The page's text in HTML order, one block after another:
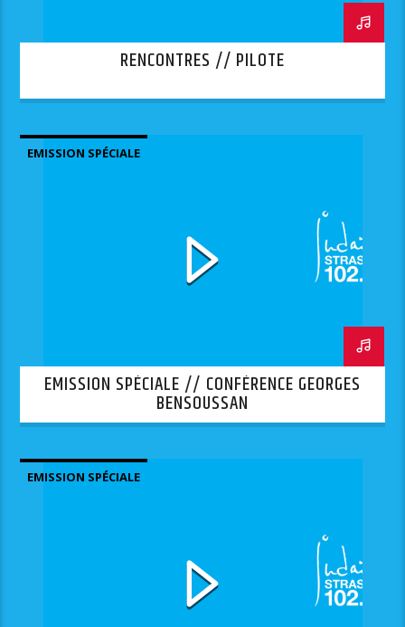
RENCONTRES // PILOTE
EMISSION SPÉCIALE
EMISSION SPÉCIALE // CONFÉRENCE GEORGES
BENSOUSSAN
EMISSION SPÉCIALE